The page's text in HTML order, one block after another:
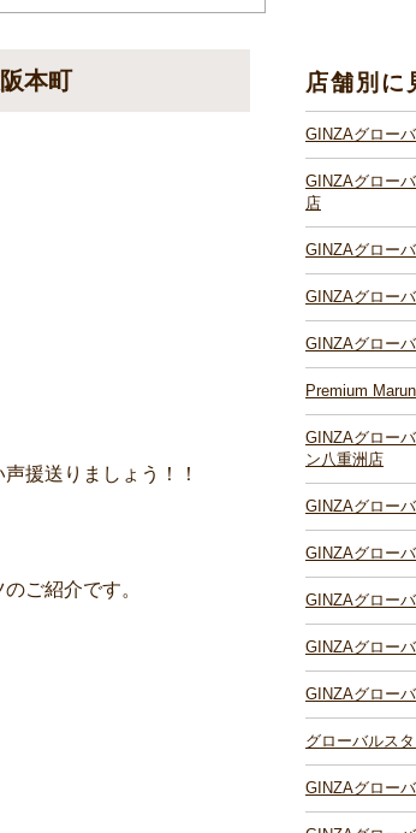
本町
援送りましょう！！
ご紹介です。
店舗別に
GINZAグロー
GINZAグロー
店
GINZAグロー
GINZAグロー
GINZAグロー
Premium
GINZAグロー
ン八重洲店
GINZAグロー
GINZAグロー
GINZAグロー
GINZAグロー
GINZAグロー
グローバルス
GINZAグロー